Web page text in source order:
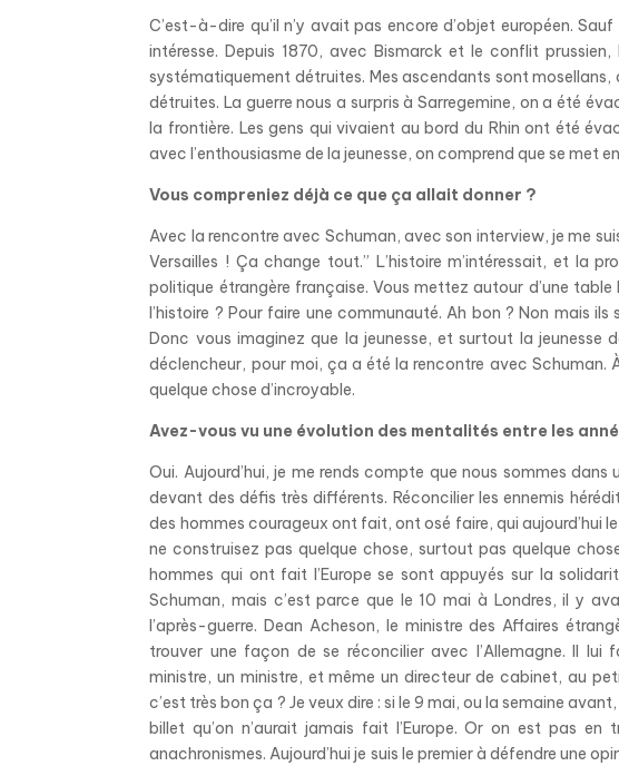
C’est-à-dire qu’il n’y avait pas encore d’objet européen.
intéresse. Depuis 1870, avec Bismarck et le conflit
systématiquement détruites. Mes ascendants sont
détruites. La guerre nous a surpris à Sarregemine, on a été
la frontière. Les gens qui vivaient au bord du Rhin ont été
avec l’enthousiasme de la jeunesse, on comprend que se met
Vous compreniez déjà ce que ça allait donner ?
Avec la rencontre avec Schuman, avec son interview, je me
Versailles ! Ça change tout.” L’histoire m’intéressait, et la
politique étrangère française. Vous mettez autour d’une
l’histoire ? Pour faire une communauté. Ah bon ? Non mais ils
Donc vous imaginez que la jeunesse, et surtout la jeunesse
déclencheur, pour moi, ça a été la rencontre avec
quelque chose d’incroyable.
Avez-vous vu une évolution des mentalités entre les
Oui. Aujourd’hui, je me rends compte que nous sommes
devant des défis très différents. Réconcilier les ennemis
des hommes courageux ont fait, ont osé faire, qui aujourd’hui
ne construisez pas quelque chose, surtout pas quelque
hommes qui ont fait l’Europe se sont appuyés sur la
Schuman, mais c’est parce que le 10 mai à Londres, il y
l’après-guerre. Dean Acheson, le ministre des Affaires
trouver une façon de se réconcilier avec l’Allemagne. Il lui
ministre, un ministre, et même un directeur de cabinet, au
c’est très bon ça ? Je veux dire : si le 9 mai, ou la semaine
billet qu’on n’aurait jamais fait l’Europe. Or on est pas
anachronismes. Aujourd’hui je suis le premier à défendre une